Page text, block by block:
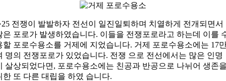
전쟁이 발발하자 전선이 일진일퇴하며 치열하게 전개되면서
은 포로가 발생하였습니다. 이들을 전쟁포로라고 하는데 이를
할 포로수용소를 거제에 지었습니다. 거제 포로수용소에는 17
명의 전쟁포로가 있었습니다. 전쟁 으로 전선에서는 많은 인명
살상되었다면, 포로수용소에는 친공과 반공으로 나뉘어 생존
한 또 다른 대립을 하였 습니다.